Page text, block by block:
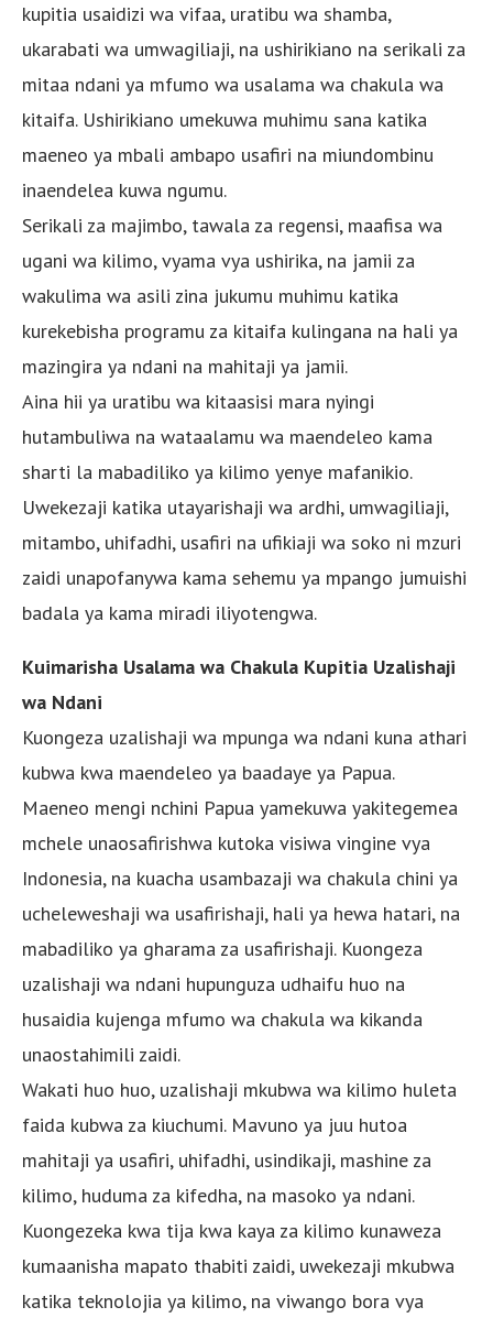
kupitia usaidizi wa vifaa, uratibu wa shamba,
ukarabati wa umwagiliaji, na ushirikiano na serikali za
mitaa ndani ya mfumo wa usalama wa chakula wa
kitaifa. Ushirikiano umekuwa muhimu sana katika
maeneo ya mbali ambapo usafiri na miundombinu
inaendelea kuwa ngumu.
Serikali za majimbo, tawala za regensi, maafisa wa
ugani wa kilimo, vyama vya ushirika, na jamii za
wakulima wa asili zina jukumu muhimu katika
kurekebisha programu za kitaifa kulingana na hali ya
mazingira ya ndani na mahitaji ya jamii.
Aina hii ya uratibu wa kitaasisi mara nyingi
hutambuliwa na wataalamu wa maendeleo kama
sharti la mabadiliko ya kilimo yenye mafanikio.
Uwekezaji katika utayarishaji wa ardhi, umwagiliaji,
mitambo, uhifadhi, usafiri na ufikiaji wa soko ni mzuri
zaidi unapofanywa kama sehemu ya mpango jumuishi
badala ya kama miradi iliyotengwa.
Kuimarisha Usalama wa Chakula Kupitia Uzalishaji
wa Ndani
Kuongeza uzalishaji wa mpunga wa ndani kuna athari
kubwa kwa maendeleo ya baadaye ya Papua.
Maeneo mengi nchini Papua yamekuwa yakitegemea
mchele unaosafirishwa kutoka visiwa vingine vya
Indonesia, na kuacha usambazaji wa chakula chini ya
ucheleweshaji wa usafirishaji, hali ya hewa hatari, na
mabadiliko ya gharama za usafirishaji. Kuongeza
uzalishaji wa ndani hupunguza udhaifu huo na
husaidia kujenga mfumo wa chakula wa kikanda
unaostahimili zaidi.
Wakati huo huo, uzalishaji mkubwa wa kilimo huleta
faida kubwa za kiuchumi. Mavuno ya juu hutoa
mahitaji ya usafiri, uhifadhi, usindikaji, mashine za
kilimo, huduma za kifedha, na masoko ya ndani.
Kuongezeka kwa tija kwa kaya za kilimo kunaweza
kumaanisha mapato thabiti zaidi, uwekezaji mkubwa
katika teknolojia ya kilimo, na viwango bora vya